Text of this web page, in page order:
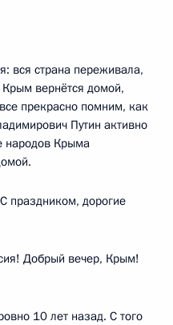
вся страна переживала,
Крым вернётся домой,
прекрасно помним, как
Путин активно
народов Крыма
праздником, дорогие
Добрый вечер, Крым!
10 лет назад. С того